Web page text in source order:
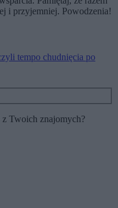
i przyjemniej. Powodzenia!
tempo chudnięcia po
z Twoich znajomych?